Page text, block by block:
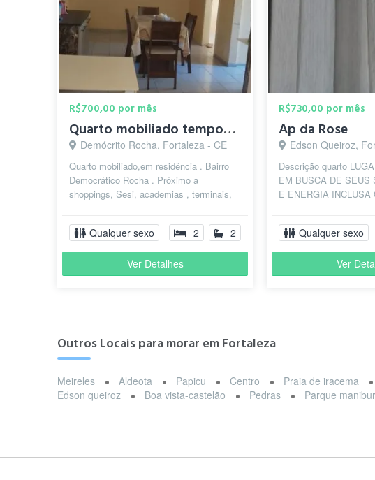
R$700,00 por mês
Quarto mobiliado temporada de férias
Demócrito Rocha, Fortaleza - CE
Quarto mobiliado,em residência . Bairro
Democrático Rocha . Próximo a
shoppings, Sesi, academias , terminais,
já...
Qualquer sexo 2 2
Ver Detalhes
R$730,00 por mês
Ap da Rose
Edson Queiroz,
Descrição quarto
EM BUSCA DE SEUS
E ENERGIA INCLUSA
lado d...
Qualquer sexo
Ver
Outros Locais para morar em Fortaleza
Meireles Aldeota Papicu Centro Praia de iracema
Edson queiroz
Boa vista-castelão Pedras Parque